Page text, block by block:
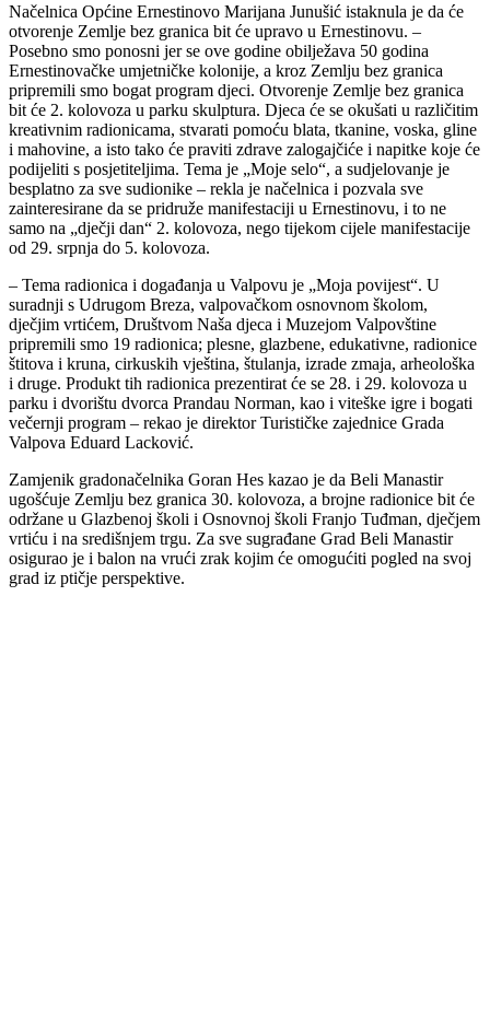
Načelnica Općine Ernestinovo Marijana Junušić istaknula je da će
otvorenje Zemlje bez granica bit će upravo u Ernestinovu. –
Posebno smo ponosni jer se ove godine obilježava 50 godina
Ernestinovačke umjetničke kolonije, a kroz Zemlju bez granica
pripremili smo bogat program djeci. Otvorenje Zemlje bez granica
bit će 2. kolovoza u parku skulptura. Djeca će se okušati u različitim
kreativnim radionicama, stvarati pomoću blata, tkanine, voska, gline
i mahovine, a isto tako će praviti zdrave zalogajčiće i napitke koje će
podijeliti s posjetiteljima. Tema je „Moje selo“, a sudjelovanje je
besplatno za sve sudionike – rekla je načelnica i pozvala sve
zainteresirane da se pridruže manifestaciji u Ernestinovu, i to ne
samo na „dječji dan“ 2. kolovoza, nego tijekom cijele manifestacije
od 29. srpnja do 5. kolovoza.
– Tema radionica i događanja u Valpovu je „Moja povijest“. U
suradnji s Udrugom Breza, valpovačkom osnovnom školom,
dječjim vrtićem, Društvom Naša djeca i Muzejom Valpovštine
pripremili smo 19 radionica; plesne, glazbene, edukativne, radionice
štitova i kruna, cirkuskih vještina, štulanja, izrade zmaja, arheološka
i druge. Produkt tih radionica prezentirat će se 28. i 29. kolovoza u
parku i dvorištu dvorca Prandau Norman, kao i viteške igre i bogati
večernji program – rekao je direktor Turističke zajednice Grada
Valpova Eduard Lacković.
Zamjenik gradonačelnika Goran Hes kazao je da Beli Manastir
ugošćuje Zemlju bez granica 30. kolovoza, a brojne radionice bit će
održane u Glazbenoj školi i Osnovnoj školi Franjo Tuđman, dječjem
vrtiću i na središnjem trgu. Za sve sugrađane Grad Beli Manastir
osigurao je i balon na vrući zrak kojim će omogućiti pogled na svoj
grad iz ptičje perspektive.